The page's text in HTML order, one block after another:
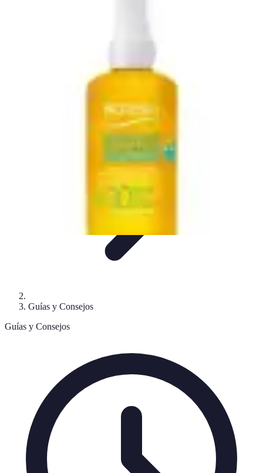
Guías y Consejos
Guías y Consejos